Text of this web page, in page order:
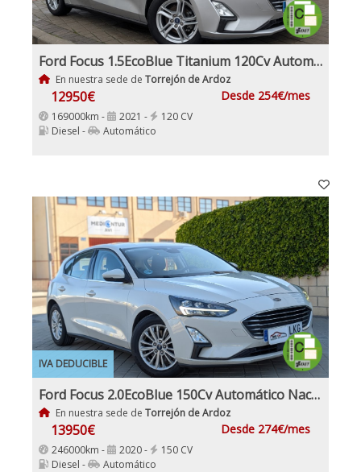
Ford Focus 1.5EcoBlue Titanium 120Cv Automático
En nuestra sede de Torrejón de Ardoz
12950€ Desde 254€/mes
169000km - 2021 -
120 CV
Diesel -
Automático
IVA DEDUCIBLE
Ford Focus 2.0EcoBlue 150Cv Automático Nacional IVA y Garantía Incl
En nuestra sede de Torrejón de Ardoz
13950€ Desde 274€/mes
246000km - 2020 -
150 CV
Diesel -
Automático